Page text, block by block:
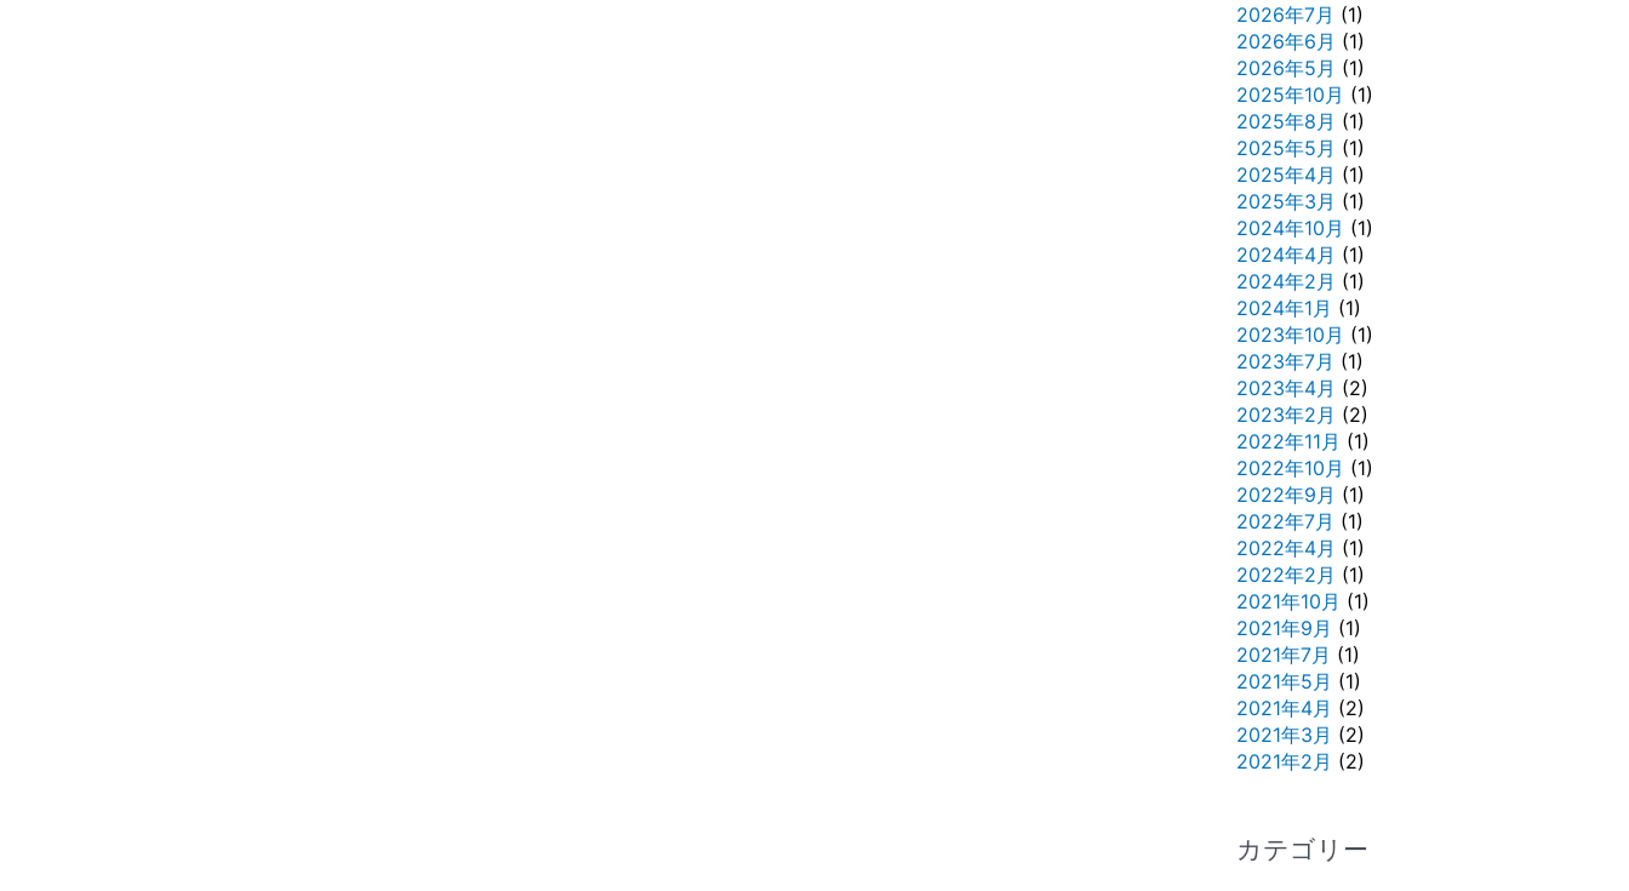
2026年7月 (1)
2026年6月 (1)
2026年5月 (1)
2025年10月 (1)
2025年8月 (1)
2025年5月 (1)
2025年4月 (1)
2025年3月 (1)
2024年10月 (1)
2024年4月 (1)
2024年2月 (1)
2024年1月 (1)
2023年10月 (1)
2023年7月 (1)
2023年4月 (2)
2023年2月 (2)
2022年11月 (1)
2022年10月 (1)
2022年9月 (1)
2022年7月 (1)
2022年4月 (1)
2022年2月 (1)
2021年10月 (1)
2021年9月 (1)
2021年7月 (1)
2021年5月 (1)
2021年4月 (2)
2021年3月 (2)
2021年2月 (2)
カテゴリー